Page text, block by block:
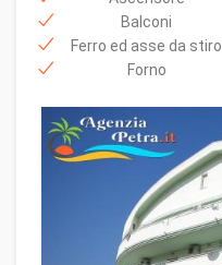
Balconi
Ferro ed asse da stiro
Forno